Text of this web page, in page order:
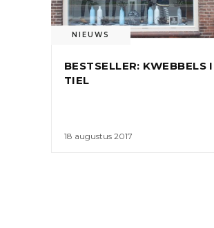
NIEUWS
BESTSELLER: KWEBBELS
TIEL
18 augustus 2017